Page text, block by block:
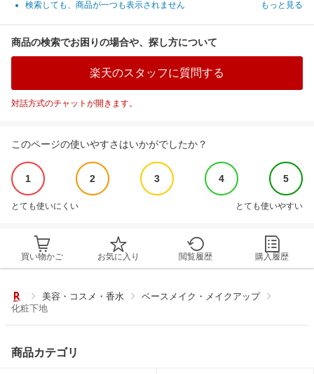
検索しても、商品が一つも表示されません
もっと見る
商品の検索でお困りの場合や、探し方について
楽天のスタッフに質問する
対話方式のチャットが開きます。
このページの使いやすさはいかがでしたか？
1 2 3 4 5
とても使いにくい とても使いやすい
買い物かご お気に入り 閲覧履歴 購入履歴
美容・コスメ・香水
ベースメイク・メイクアップ
化粧下地
商品カテゴリ